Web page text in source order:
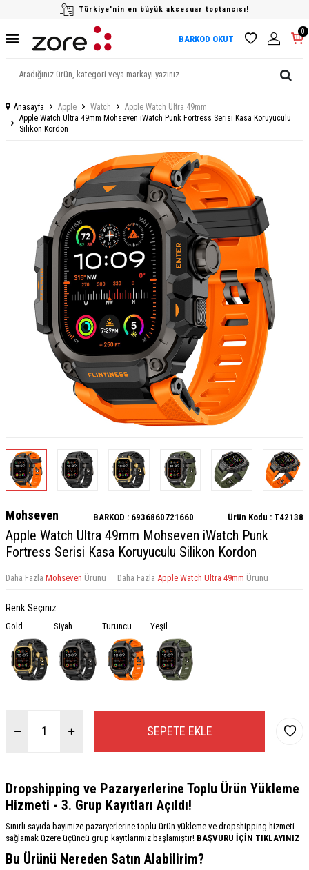
Türkiye'nin en büyük aksesuar toptancısı!
BARKOD OKUT
0
Anasayfa Apple Watch
Apple Watch Ultra 49mm
Apple Watch Ultra 49mm Mohseven iWatch Punk Fortress Serisi Kasa Koruyuculu
Silikon Kordon
Mohseven BARKOD : 6936860721660 Ürün Kodu : T42138
Apple Watch Ultra 49mm Mohseven iWatch Punk
Fortress Serisi Kasa Koruyuculu Silikon Kordon
Daha Fazla Mohseven Ürünü Daha Fazla Apple Watch Ultra 49mm Ürünü
Renk Seçiniz
Gold Siyah Turuncu Yeşil
SEPETE EKLE
Dropshipping ve Pazaryerlerine Toplu Ürün Yükleme
Hizmeti - 3. Grup Kayıtları Açıldı!
Sınırlı sayıda bayimize pazaryerlerine toplu ürün yükleme ve dropshipping hizmeti
sağlamak üzere üçüncü grup kayıtlarımız başlamıştır! BAŞVURU İÇİN TIKLAYINIZ
Bu Ürünü Nereden Satın Alabilirim?